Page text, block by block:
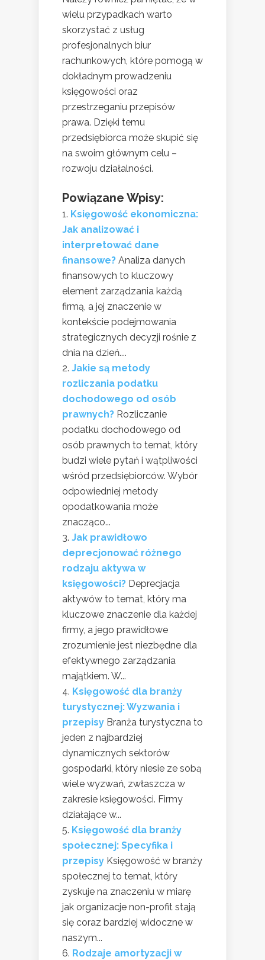
wielu przypadkach warto
skorzystać z usług
profesjonalnych biur
rachunkowych, które pomogą w
dokładnym prowadzeniu
księgowości oraz
przestrzeganiu przepisów
prawa. Dzięki temu
przedsiębiorca może skupić się
na swoim głównym celu –
rozwoju działalności.
Powiązane Wpisy:
Księgowość ekonomiczna:
Jak analizować i
interpretować dane
finansowe? Analiza danych
finansowych to kluczowy
element zarządzania każdą
firmą, a jej znaczenie w
kontekście podejmowania
strategicznych decyzji rośnie z
dnia na dzień....
Jakie są metody
rozliczania podatku
dochodowego od osób
prawnych? Rozliczanie
podatku dochodowego od
osób prawnych to temat, który
budzi wiele pytań i wątpliwości
wśród przedsiębiorców. Wybór
odpowiedniej metody
opodatkowania może
znacząco...
Jak prawidłowo
deprecjonować różnego
rodzaju aktywa w
księgowości? Deprecjacja
aktywów to temat, który ma
kluczowe znaczenie dla każdej
firmy, a jego prawidłowe
zrozumienie jest niezbędne dla
efektywnego zarządzania
majątkiem. W...
Księgowość dla branży
turystycznej: Wyzwania i
przepisy Branża turystyczna to
jeden z najbardziej
dynamicznych sektorów
gospodarki, który niesie ze sobą
wiele wyzwań, zwłaszcza w
zakresie księgowości. Firmy
działające w...
Księgowość dla branży
społecznej: Specyfika i
przepisy Księgowość w branży
społecznej to temat, który
zyskuje na znaczeniu w miarę
jak organizacje non-profit stają
się coraz bardziej widoczne w
naszym...
Rodzaje amortyzacji w